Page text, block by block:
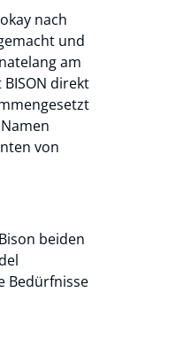
nach
und
am
direkt
von
beiden
Bedürfnisse